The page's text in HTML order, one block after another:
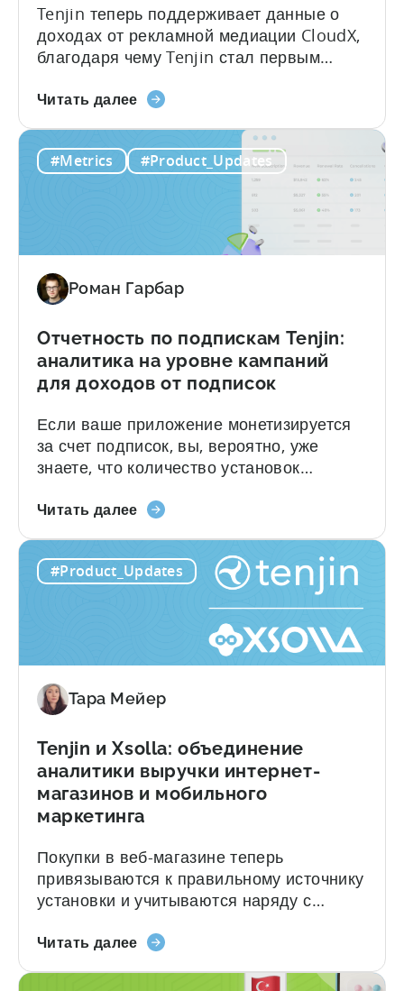
вам
действительно
нужно
Tenjin теперь поддерживает данные о
доходах от рекламной медиации CloudX,
благодаря чему Tenjin стал первым
предлагающим атрибуцию CloudX для
используете CloudX в качестве
провайдера медиации, теперь вы можете
отправлять данные о доходах от
медиации рекламы напрямую в Tenjin.
Получите полную картину показателей
LTV и ROAS по рекламным доходам с
разбивкой по...
Читать далееО
первая
поддерживающая
доходов
рекламы
CloudX
#Metrics #Product_Updates
Роман Гарбар
Отчетность по подпискам Tenjin:
аналитика на уровне кампаний
для доходов от подписок
Если ваше приложение монетизируется
за счет подписок, вы, вероятно, уже
знаете, что количество установок
Пробные периоды, конверсии, продления
выручку. Чтобы сопоставить эти данные
с информацией о привлечении
пользователей (UA), раньше приходилось
собирать информацию из нескольких
источников и объединять её вручную.
Отчёты по подпискам от Tenjin...
Читать далееО
подпискам
для
от
подписок
#Product_Updates
Тара Мейер
Tenjin и Xsolla: объединение
аналитики выручки интернет-
магазинов и мобильного
маркетинга
Покупки в веб-магазине теперь
привязываются к правильному источнику
установки и учитываются наряду с
позволяет получить полное
игрока (LTV) и рентабельности
Читать далееО